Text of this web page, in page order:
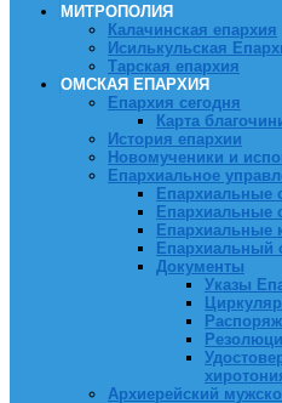
МИТРОПОЛИЯ
Калачинская епархия
Исилькульская
Тарская епархия
ОМСКАЯ ЕПАРХИЯ
Епархия сегодня
Карта
История епархии
Новомученики и
Епархиальное
Епархиальные
Епархиальные
Епархиальные
Епархиальный
Документы
Указы
Архиерейский